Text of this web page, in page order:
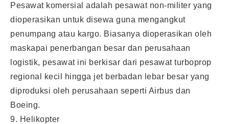
Pesawat komersial adalah pesawat non-militer yang
dioperasikan untuk disewa guna mengangkut
penumpang atau kargo. Biasanya dioperasikan oleh
maskapai penerbangan besar dan perusahaan
logistik, pesawat ini berkisar dari pesawat turboprop
regional kecil hingga jet berbadan lebar besar yang
diproduksi oleh perusahaan seperti Airbus dan
Boeing.
9. Helikopter